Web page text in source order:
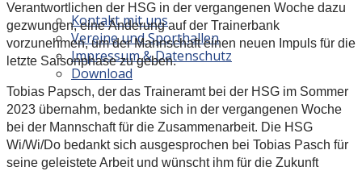
Kontakt mit uns
Vereine und Sporthallen
Impressum & Datenschutz
Download
Verantwortlichen der HSG in der vergangenen Woche dazu
gezwungen, eine Änderung auf der Trainerbank
vorzunehmen, um der Mannschaft einen neuen Impuls für die
letzte Saisonphase zu geben.
Tobias Papsch, der das Traineramt bei der HSG im Sommer
2023 übernahm, bedankte sich in der vergangenen Woche
bei der Mannschaft für die Zusammenarbeit. Die HSG
Wi/Wi/Do bedankt sich ausgesprochen bei Tobias Pasch für
seine geleistete Arbeit und wünscht ihm für die Zukunft